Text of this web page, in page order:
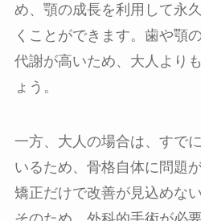
め、顎の成長を利用して永
くことができます。歯や顎
代謝が高いため、大人より
ょう。
一方、大人の場合は、すで
いるため、骨格自体に問題
矯正だけで改善が見込めな